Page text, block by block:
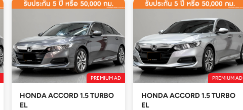
PREMIUM AD
HONDA ACCORD 1.5 TURBO
EL
PREMIUM AD
HONDA ACCORD 1.5 TURBO
EL